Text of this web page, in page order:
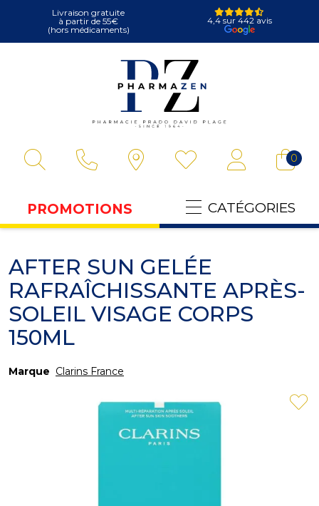
Livraison gratuite
à partir de 55€
(hors médicaments)
4,4 sur 442 avis
0
PROMOTIONS CATÉGORIES
AFTER SUN GELÉE
RAFRAÎCHISSANTE APRÈS-
SOLEIL VISAGE CORPS
150ML
Marque Clarins France